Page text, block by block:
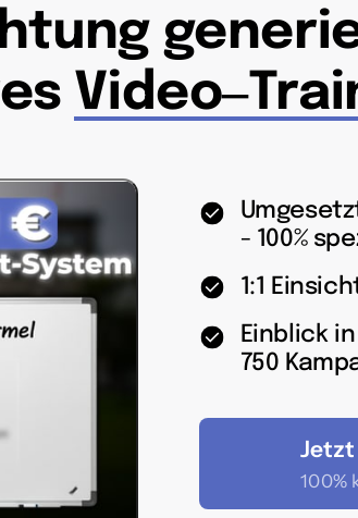
Video‒
- 100%
1:1
Einblick
750
Jetzt
100%